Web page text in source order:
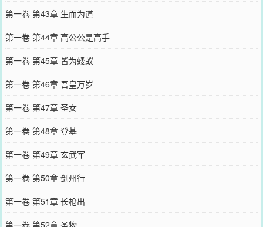
第一卷 第43章 生而为道
第一卷 第44章 高公公是高手
第一卷 第45章 皆为蝼蚁
第一卷 第46章 吾皇万岁
第一卷 第47章 圣女
第一卷 第48章 登基
第一卷 第49章 玄武军
第一卷 第50章 剑州行
第一卷 第51章 长枪出
第一卷 第52章 圣物